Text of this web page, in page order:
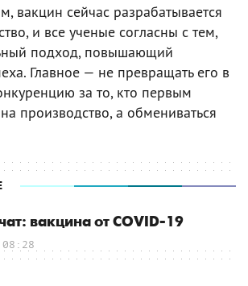
вакцин сейчас разрабатывается
и все ученые согласны с тем,
подход, повышающий
Главное — не превращать его в
за то, кто первым
производство, а обмениваться
вакцина от COVID-19